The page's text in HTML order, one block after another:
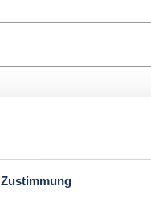
Zustimmung